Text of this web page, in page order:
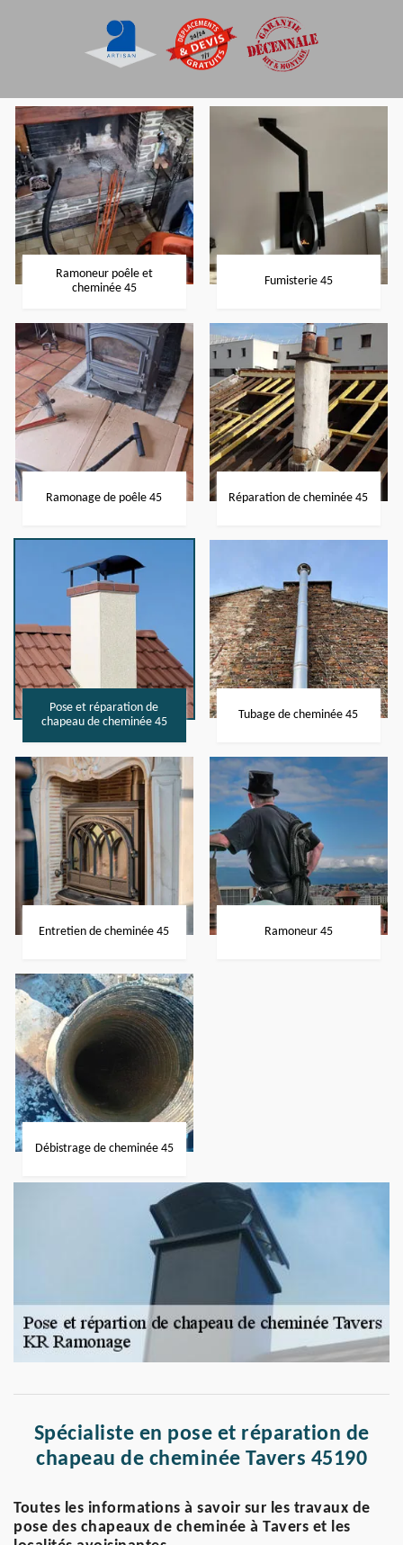
Ramoneur poêle et
cheminée 45
Fumisterie 45
Ramonage de poêle 45 Réparation de cheminée 45
Pose et réparation de
chapeau de cheminée 45
Tubage de cheminée 45
Entretien de cheminée 45 Ramoneur 45
Débistrage de cheminée 45
Spécialiste en pose et réparation de
chapeau de cheminée Tavers 45190
Toutes les informations à savoir sur les travaux de
pose des chapeaux de cheminée à Tavers et les